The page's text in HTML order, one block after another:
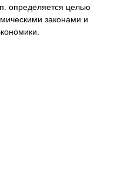
определяется целью
законами и